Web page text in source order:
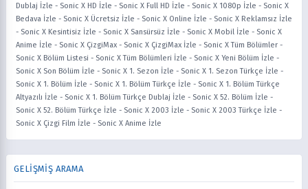
Dublaj İzle - Sonic X HD İzle - Sonic X Full HD İzle - Sonic X 1080p İzle - Sonic X
Bedava İzle - Sonic X Ücretsiz İzle - Sonic X Online İzle - Sonic X Reklamsız İzle
- Sonic X Kesintisiz İzle - Sonic X Sansürsüz İzle - Sonic X Mobil İzle - Sonic X
Anime İzle - Sonic X ÇizgiMax - Sonic X ÇizgiMax İzle - Sonic X Tüm Bölümler -
Sonic X Bölüm Listesi - Sonic X Tüm Bölümleri İzle - Sonic X Yeni Bölüm İzle -
Sonic X Son Bölüm İzle - Sonic X 1. Sezon İzle - Sonic X 1. Sezon Türkçe İzle -
Sonic X 1. Bölüm İzle - Sonic X 1. Bölüm Türkçe İzle - Sonic X 1. Bölüm Türkçe
Altyazılı İzle - Sonic X 1. Bölüm Türkçe Dublaj İzle - Sonic X 52. Bölüm İzle -
Sonic X 52. Bölüm Türkçe İzle - Sonic X 2003 İzle - Sonic X 2003 Türkçe İzle -
Sonic X Çizgi Film İzle - Sonic X Anime İzle
GELİŞMİŞ ARAMA